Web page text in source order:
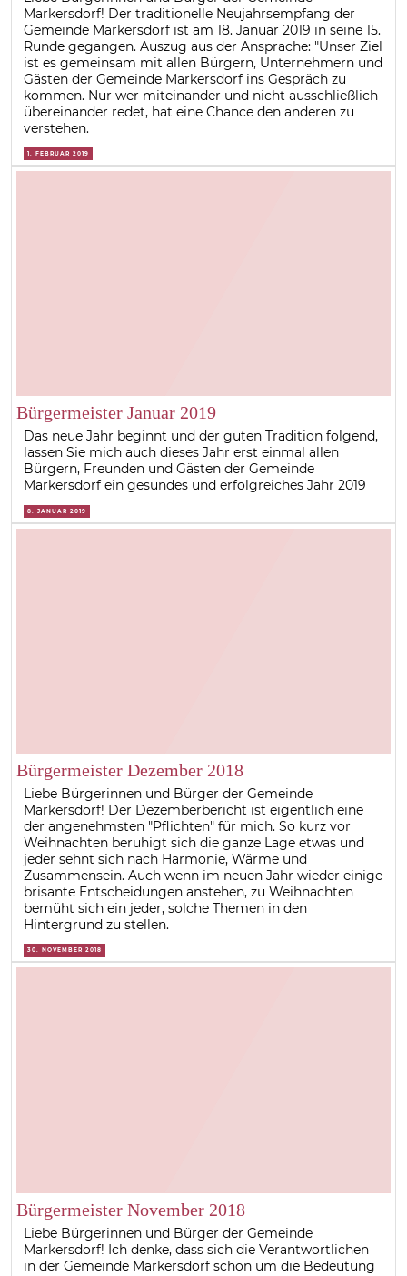
Markersdorf! Der traditionelle Neujahrsempfang der
Gemeinde Markersdorf ist am 18. Januar 2019 in seine 15.
Runde gegangen. Auszug aus der Ansprache: "Unser Ziel
ist es gemeinsam mit allen Bürgern, Unternehmern und
Gästen der Gemeinde Markersdorf ins Gespräch zu
kommen. Nur wer miteinander und nicht ausschließlich
übereinander redet, hat eine Chance den anderen zu
verstehen.
1. FEBRUAR 2019
Bürgermeister Januar 2019
Das neue Jahr beginnt und der guten Tradition folgend,
lassen Sie mich auch dieses Jahr erst einmal allen
Bürgern, Freunden und Gästen der Gemeinde
Markersdorf ein gesundes und erfolgreiches Jahr 2019
8. JANUAR 2019
Bürgermeister Dezember 2018
Liebe Bürgerinnen und Bürger der Gemeinde
Markersdorf! Der Dezemberbericht ist eigentlich eine
der angenehmsten "Pflichten" für mich. So kurz vor
Weihnachten beruhigt sich die ganze Lage etwas und
jeder sehnt sich nach Harmonie, Wärme und
Zusammensein. Auch wenn im neuen Jahr wieder einige
brisante Entscheidungen anstehen, zu Weihnachten
bemüht sich ein jeder, solche Themen in den
Hintergrund zu stellen.
30. NOVEMBER 2018
Bürgermeister November 2018
Liebe Bürgerinnen und Bürger der Gemeinde
Markersdorf! Ich denke, dass sich die Verantwortlichen
in der Gemeinde Markersdorf schon um die Bedeutung